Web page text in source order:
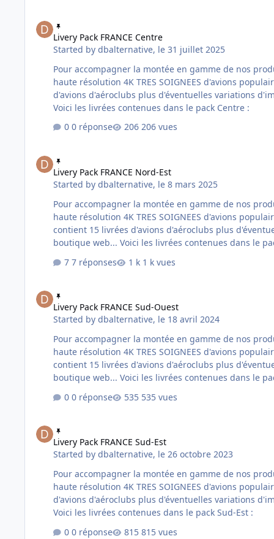
Livery Pack FRANCE Centre
Started bydbalternative, le 31 juillet 2025
Pour accompagner la montée en gamme de nos produits
haute résolution 4K TRES SOIGNEES d'avions populaires et
d'avions d'aéroclubs plus d'éventuelles variations d'immatriculations au prix de 5,90 Euros.
Voici les livrées contenues dans le pack Centre :
0 réponse
206 vues
Livery Pack FRANCE Nord-Est
Started bydbalternative, le 8 mars 2025
Pour accompagner la montée en gamme de nos produits
haute résolution 4K TRES SOIGNEES d'avions populaires
contient 15 livrées d'avions d'aéroclubs plus d'éventuelles variations
boutique web... Voici les livrées contenues dans
7 réponses
1 k vues
Livery Pack FRANCE Sud-Ouest
Started bydbalternative, le 18 avril 2024
Pour accompagner la montée en gamme de nos produits
haute résolution 4K TRES SOIGNEES d'avions populaires
contient 15 livrées d'avions d'aéroclubs plus d'éventuelles variations
boutique web... Voici les livrées contenues dans
0 réponse
535 vues
Livery Pack FRANCE Sud-Est
Started bydbalternative, le 26 octobre 2023
Pour accompagner la montée en gamme de nos produits
haute résolution 4K TRES SOIGNEES d'avions populaires et déjà
d'avions d'aéroclubs plus d'éventuelles variations d'immatriculations au prix de 5,90 Euros.
Voici les livrées contenues dans le pack Sud-Est :
0 réponse
815 vues